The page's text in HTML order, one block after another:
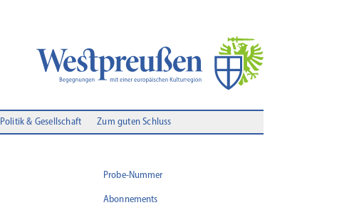
Politik & Gesellschaft Zum guten Schluss
Probe-Nummer
Abonnements